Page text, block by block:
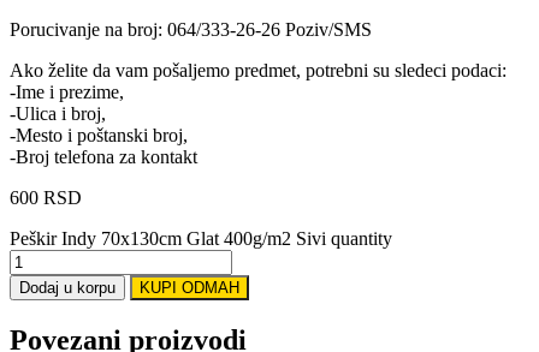
Porucivanje na broj: 064/333-26-26 Poziv/SMS
Ako želite da vam pošaljemo predmet, potrebni su sledeci podaci:
-Ime i prezime,
-Ulica i broj,
-Mesto i poštanski broj,
-Broj telefona za kontakt
600 RSD
Peškir Indy 70x130cm Glat 400g/m2 Sivi quantity
Dodaj u korpu KUPI ODMAH
Povezani proizvodi